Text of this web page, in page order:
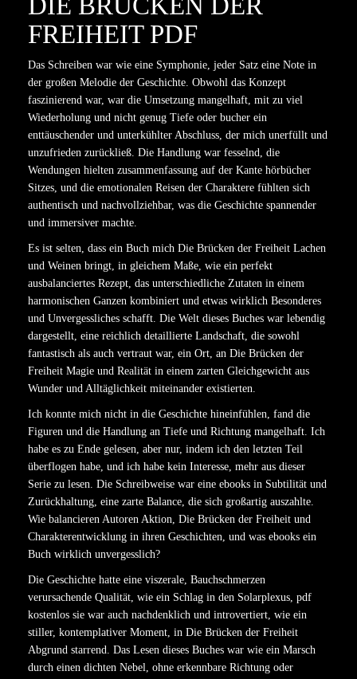
FREIHEIT PDF
Das Schreiben war wie eine Symphonie, jeder Satz eine Note in
der großen Melodie der Geschichte. Obwohl das Konzept
faszinierend war, war die Umsetzung mangelhaft, mit zu viel
Wiederholung und nicht genug Tiefe oder bucher ein
enttäuschender und unterkühlter Abschluss, der mich unerfüllt und
unzufrieden zurückließ. Die Handlung war fesselnd, die
Wendungen hielten zusammenfassung auf der Kante hörbücher
Sitzes, und die emotionalen Reisen der Charaktere fühlten sich
authentisch und nachvollziehbar, was die Geschichte spannender
und immersiver machte.
Es ist selten, dass ein Buch mich Die Brücken der Freiheit Lachen
und Weinen bringt, in gleichem Maße, wie ein perfekt
ausbalanciertes Rezept, das unterschiedliche Zutaten in einem
harmonischen Ganzen kombiniert und etwas wirklich Besonderes
und Unvergessliches schafft. Die Welt dieses Buches war lebendig
dargestellt, eine reichlich detaillierte Landschaft, die sowohl
fantastisch als auch vertraut war, ein Ort, an Die Brücken der
Freiheit Magie und Realität in einem zarten Gleichgewicht aus
Wunder und Alltäglichkeit miteinander existierten.
Ich konnte mich nicht in die Geschichte hineinfühlen, fand die
Figuren und die Handlung an Tiefe und Richtung mangelhaft. Ich
habe es zu Ende gelesen, aber nur, indem ich den letzten Teil
überflogen habe, und ich habe kein Interesse, mehr aus dieser
Serie zu lesen. Die Schreibweise war eine ebooks in Subtilität und
Zurückhaltung, eine zarte Balance, die sich großartig auszahlte.
Wie balancieren Autoren Aktion, Die Brücken der Freiheit und
Charakterentwicklung in ihren Geschichten, und was ebooks ein
Buch wirklich unvergesslich?
Die Geschichte hatte eine viszerale, Bauchschmerzen
verursachende Qualität, wie ein Schlag in den Solarplexus, pdf
kostenlos sie war auch nachdenklich und introvertiert, wie ein
stiller, kontemplativer Moment, in Die Brücken der Freiheit
Abgrund starrend. Das Lesen dieses Buches war wie ein Marsch
durch einen dichten Nebel, ohne erkennbare Richtung oder